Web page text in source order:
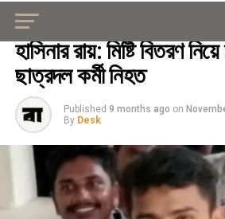
জাতীয়
হাসিনার রায়: মিষ্টি বিতরণ
ছাত্রদল কর্মী নিহত
Published 9 months ago on
By Desk